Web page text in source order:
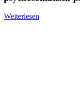
Weiterlesen